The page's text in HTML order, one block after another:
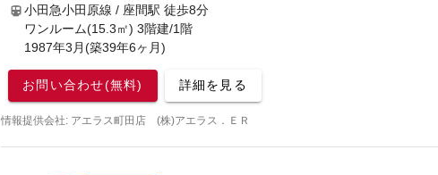
小田急小田原線 / 座間駅 徒歩8分
ワンルーム(15.3㎡) 3階建/1階
1987年3月(築39年6ヶ月)
お問い合わせ(無料) 詳細を見る
情報提供会社: アエラス町田店 (株)アエラス．ＥＲ